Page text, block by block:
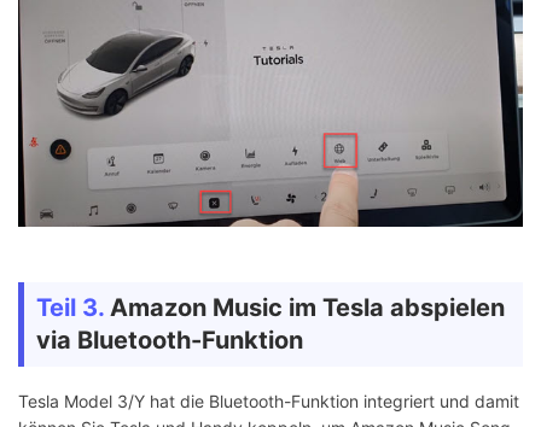
Teil 3. Amazon Music im Tesla abspielen
via Bluetooth-Funktion
Tesla Model 3/Y hat die Bluetooth-Funktion integriert und damit